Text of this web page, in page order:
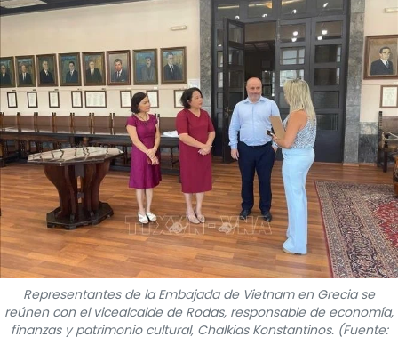
DEPORTES
VIAJES
PUENTE DE AMISTAD
HISTORIAS MULTIMEDIA
FOTOGRAFÍA
¿QUIÉNES SOMOS?
TIẾNG VIỆT
Representantes de la Embajada de Vietnam en Grecia se
reúnen con el vicealcalde de Rodas, responsable de economía,
finanzas y patrimonio cultural, Chalkias Konstantinos. (Fuente: